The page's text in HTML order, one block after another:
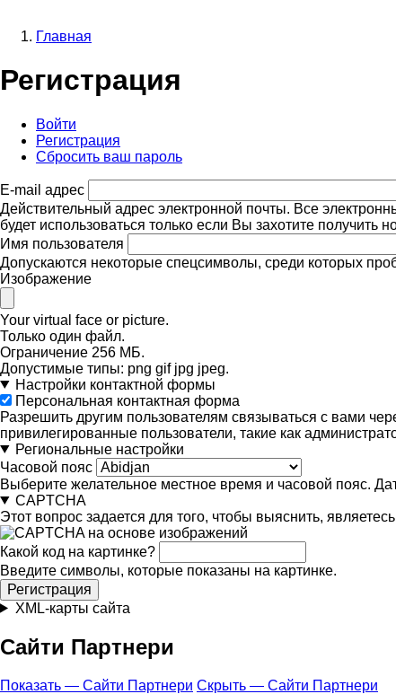
навигации
Главная
Регистрация
Главные
вкладки
Войти
Регистрация
вкладка)
Сбросить ваш пароль
E-mail адрес
Действительный адрес электронной почты. Все
будет использоваться только если Вы захотите
Имя пользователя
Допускаются некоторые спецсимволы, среди которых
Изображение
Your virtual face or picture.
Только один файл.
Ограничение 256 МБ.
Допустимые типы: png gif jpg jpeg.
Настройки контактной формы
Персональная контактная форма
Разрешить другим пользователям связываться с вами
привилегированные пользователи, такие как
Региональные настройки
Часовой пояс
Выберите желательное местное время и часовой пояс.
CAPTCHA
Этот вопрос задается для того, чтобы выяснить,
Какой код на картинке?
Введите символы, которые показаны на картинке.
XML-карты сайта
Сайти Партнери
Показать — Сайти Партнери Скрыть — Сайти Партнери